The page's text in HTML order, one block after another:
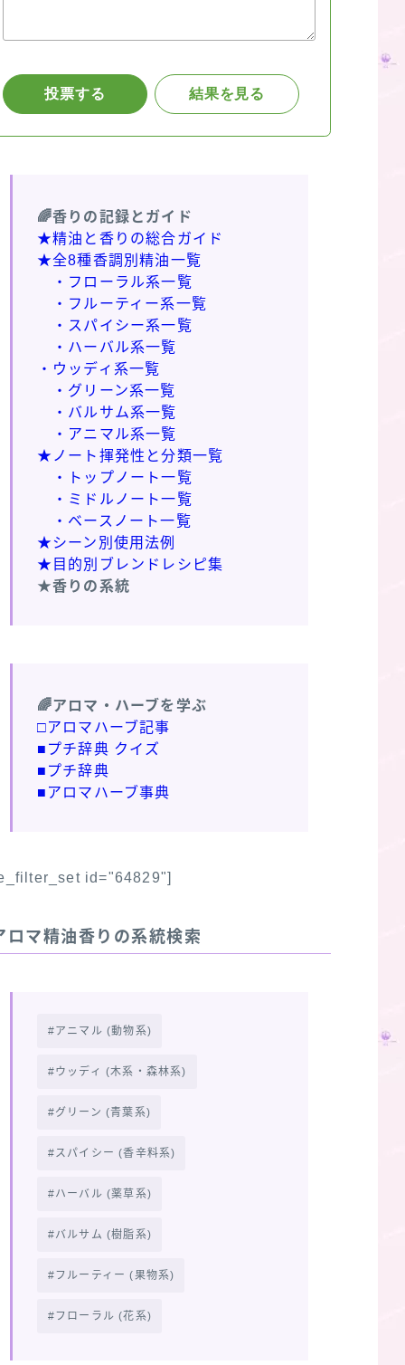
🌈香りの記録とガイド
★精油と香りの総合ガイド
★全8種香調別精油一覧
・フローラル系一覧
・フルーティー系一覧
・スパイシー系一覧
・ハーバル系一覧
・ウッディ系一覧
・グリーン系一覧
・バルサム系一覧
・アニマル系一覧
★ノート揮発性と分類一覧
・トップノート一覧
・ミドルノート一覧
・ベースノート一覧
★シーン別使用法例
★目的別ブレンドレシピ集
★香りの系統
🌈アロマ・ハーブを学ぶ
□アロマハーブ記事
■プチ辞典 クイズ
■プチ辞典
■アロマハーブ事典
id="64829"]
ロマ精油香りの系統検索
アニマル (動物系)
ウッディ (木系・森林系)
グリーン (青葉系)
スパイシー (香辛料系)
ハーバル (薬草系)
バルサム (樹脂系)
フルーティー (果物系)
フローラル (花系)